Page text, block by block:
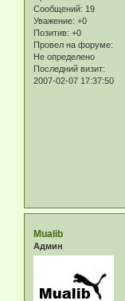
Сообщений: 19
Уважение: +0
Позитив: +0
Провел на форуме:
Не определено
Последний визит:
2007-02-07 17:37:50
Mualib
Админ